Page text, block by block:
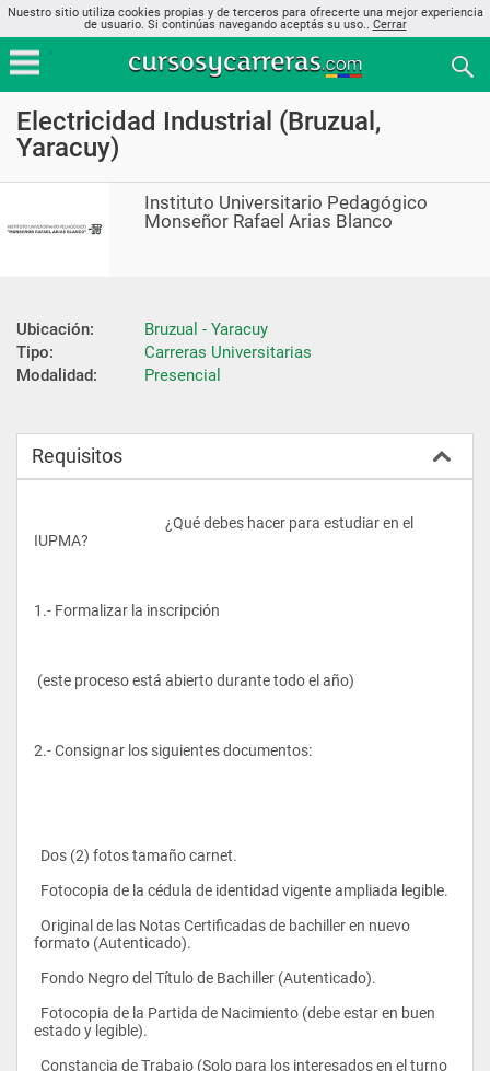
Nuestro sitio utiliza cookies propias y de terceros para ofrecerte una mejor experiencia
de usuario. Si continúas navegando aceptás su uso.. Cerrar
Electricidad Industrial (Bruzual,
Yaracuy)
Instituto Universitario Pedagógico
Monseñor Rafael Arias Blanco
Ubicación:
Bruzual - Yaracuy
Tipo:
Carreras Universitarias
Modalidad:
Presencial
Requisitos
IUPMA?
1.- Formalizar la inscripción
(este proceso está abierto durante todo el año)
2.- Consignar los siguientes documentos:
  Dos (2) fotos tamaño carnet.
  Fotocopia de la cédula de identidad vigente ampliada legible.
formato (Autenticado).
  Fondo Negro del Título de Bachiller (Autenticado).
estado y legible).